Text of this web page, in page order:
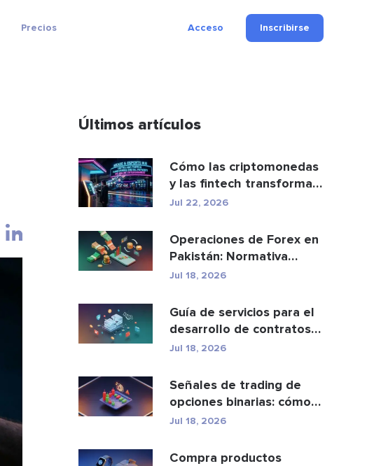
Precios Acceso Inscribirse
Últimos artículos
Cómo las criptomonedas
y las fintech transforman
los pagos y el e...
Jul 22, 2026
Operaciones de Forex en
Pakistán: Normativa
legal, brókeres y ap...
Jul 18, 2026
Guía de servicios para el
desarrollo de contratos
inteligentes y ...
Jul 18, 2026
Señales de trading de
opciones binarias: cómo
funcionan y los ri...
Jul 18, 2026
Compra productos